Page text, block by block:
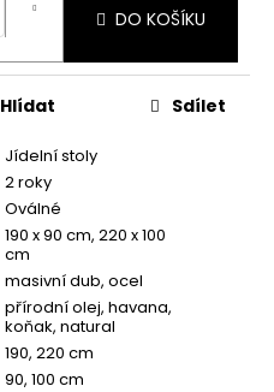
DO KOŠÍKU
Jídelní stoly
2 roky
Oválné
190 x 90 cm, 220 x 100
cm
masivní dub, ocel
přírodní olej, havana,
koňak, natural
190, 220 cm
90, 100 cm
Hlídat Sdílet